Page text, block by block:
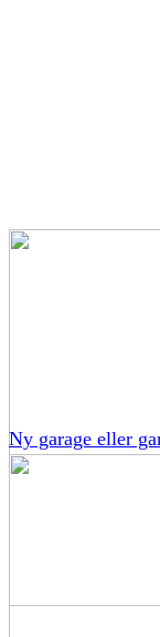
Ny garage eller